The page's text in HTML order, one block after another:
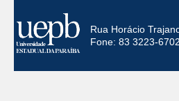
Rua Horácio
Fone: 83 3223-